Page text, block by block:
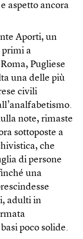
aspetto ancora
Aporti, un
primi a
Pugliese
una delle più
civili
note, rimaste
sottoposte a
che
di persone
una
adulti in
poco solide.